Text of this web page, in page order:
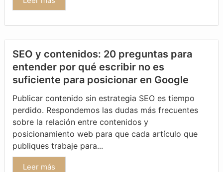
SEO y contenidos: 20 preguntas para
entender por qué escribir no es
suficiente para posicionar en Google
Publicar contenido sin estrategia SEO es tiempo
perdido. Respondemos las dudas más frecuentes
sobre la relación entre contenidos y
posicionamiento web para que cada artículo que
publiques trabaje para...
Leer más